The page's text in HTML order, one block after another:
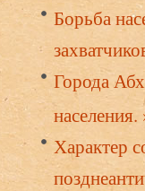
Борьба
Города
населения.
Характер